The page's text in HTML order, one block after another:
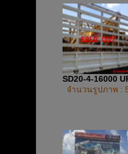
SD20-4-16000
จำนวนรูปภาพ :